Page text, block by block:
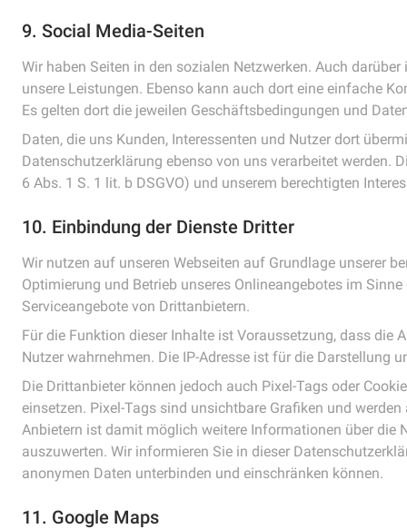
9. Social Media-Seiten
Wir haben Seiten in den sozialen Netzwerken. Auch
unsere Leistungen. Ebenso kann auch dort eine einfache
Es gelten dort die jeweilen Geschäftsbedingungen und
Daten, die uns Kunden, Interessenten und Nutzer dort
Datenschutzerklärung ebenso von uns verarbeitet werden.
6 Abs. 1 S. 1 lit. b DSGVO) und unserem berechtigten
10. Einbindung der Dienste Dritter
Wir nutzen auf unseren Webseiten auf Grundlage unserer
Optimierung und Betrieb unseres Onlineangebotes im
Serviceangebote von Drittanbietern.
Für die Funktion dieser Inhalte ist Voraussetzung, dass die
Nutzer wahrnehmen. Die IP-Adresse ist für die Darstellung
Die Drittanbieter können jedoch auch Pixel-Tags oder
einsetzen. Pixel-Tags sind unsichtbare Grafiken und
Anbietern ist damit möglich weitere Informationen über die
auszuwerten. Wir informieren Sie in dieser
anonymen Daten unterbinden und einschränken können.
11. Google Maps